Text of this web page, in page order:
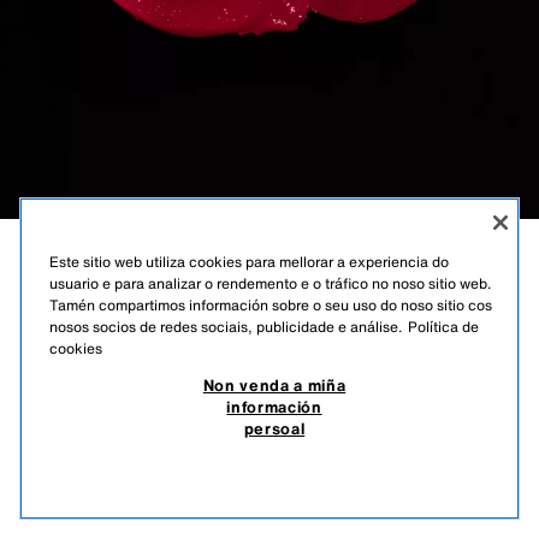
DECADENT VELOUR
DARK CHERRY | AUGA DE PERFUME
7.98 EUR -80%*
Este sitio web utiliza cookies para mellorar a experiencia do
usuario e para analizar o rendemento e o tráfico no noso sitio web.
Tamén compartimos información sobre o seu uso do noso sitio cos
nosos socios de redes sociais, publicidade e análise. Política de
cookies
Non venda a miña
información
persoal